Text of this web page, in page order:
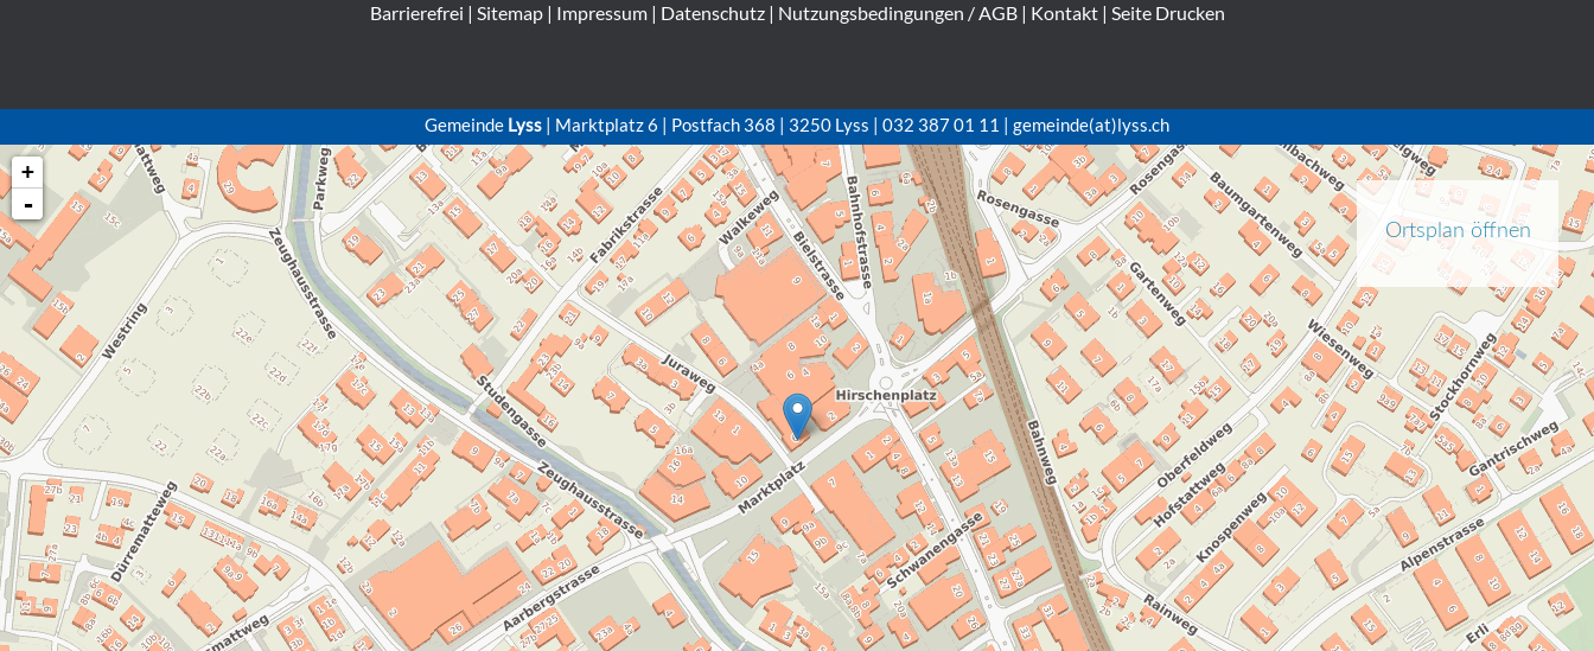
Barrierefrei | Sitemap| Impressum| Datenschutz| Nutzungsbedingungen / AGB| Kontakt| Seite Drucken
Gemeinde Lyss | Marktplatz 6 | Postfach 368 | 3250 Lyss | 032 387 01 11 | gemeinde(at)lyss.ch